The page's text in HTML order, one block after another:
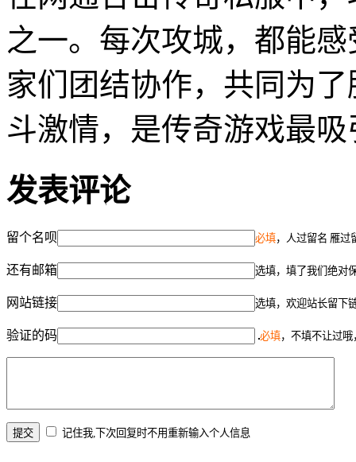
之一。每次攻城，都能
家们团结协作，共同为
斗激情，是传奇游戏最
发表评论
留个名呗 必填，人过留名 雁过
还有邮箱 选填，填了我们绝对
网站链接 选填，欢迎站长留下
验证的码 必填，不填不让过
记住我,下次回复时不用重新输入个人信息